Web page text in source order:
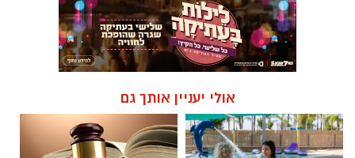
אולי יעניין אותך גם